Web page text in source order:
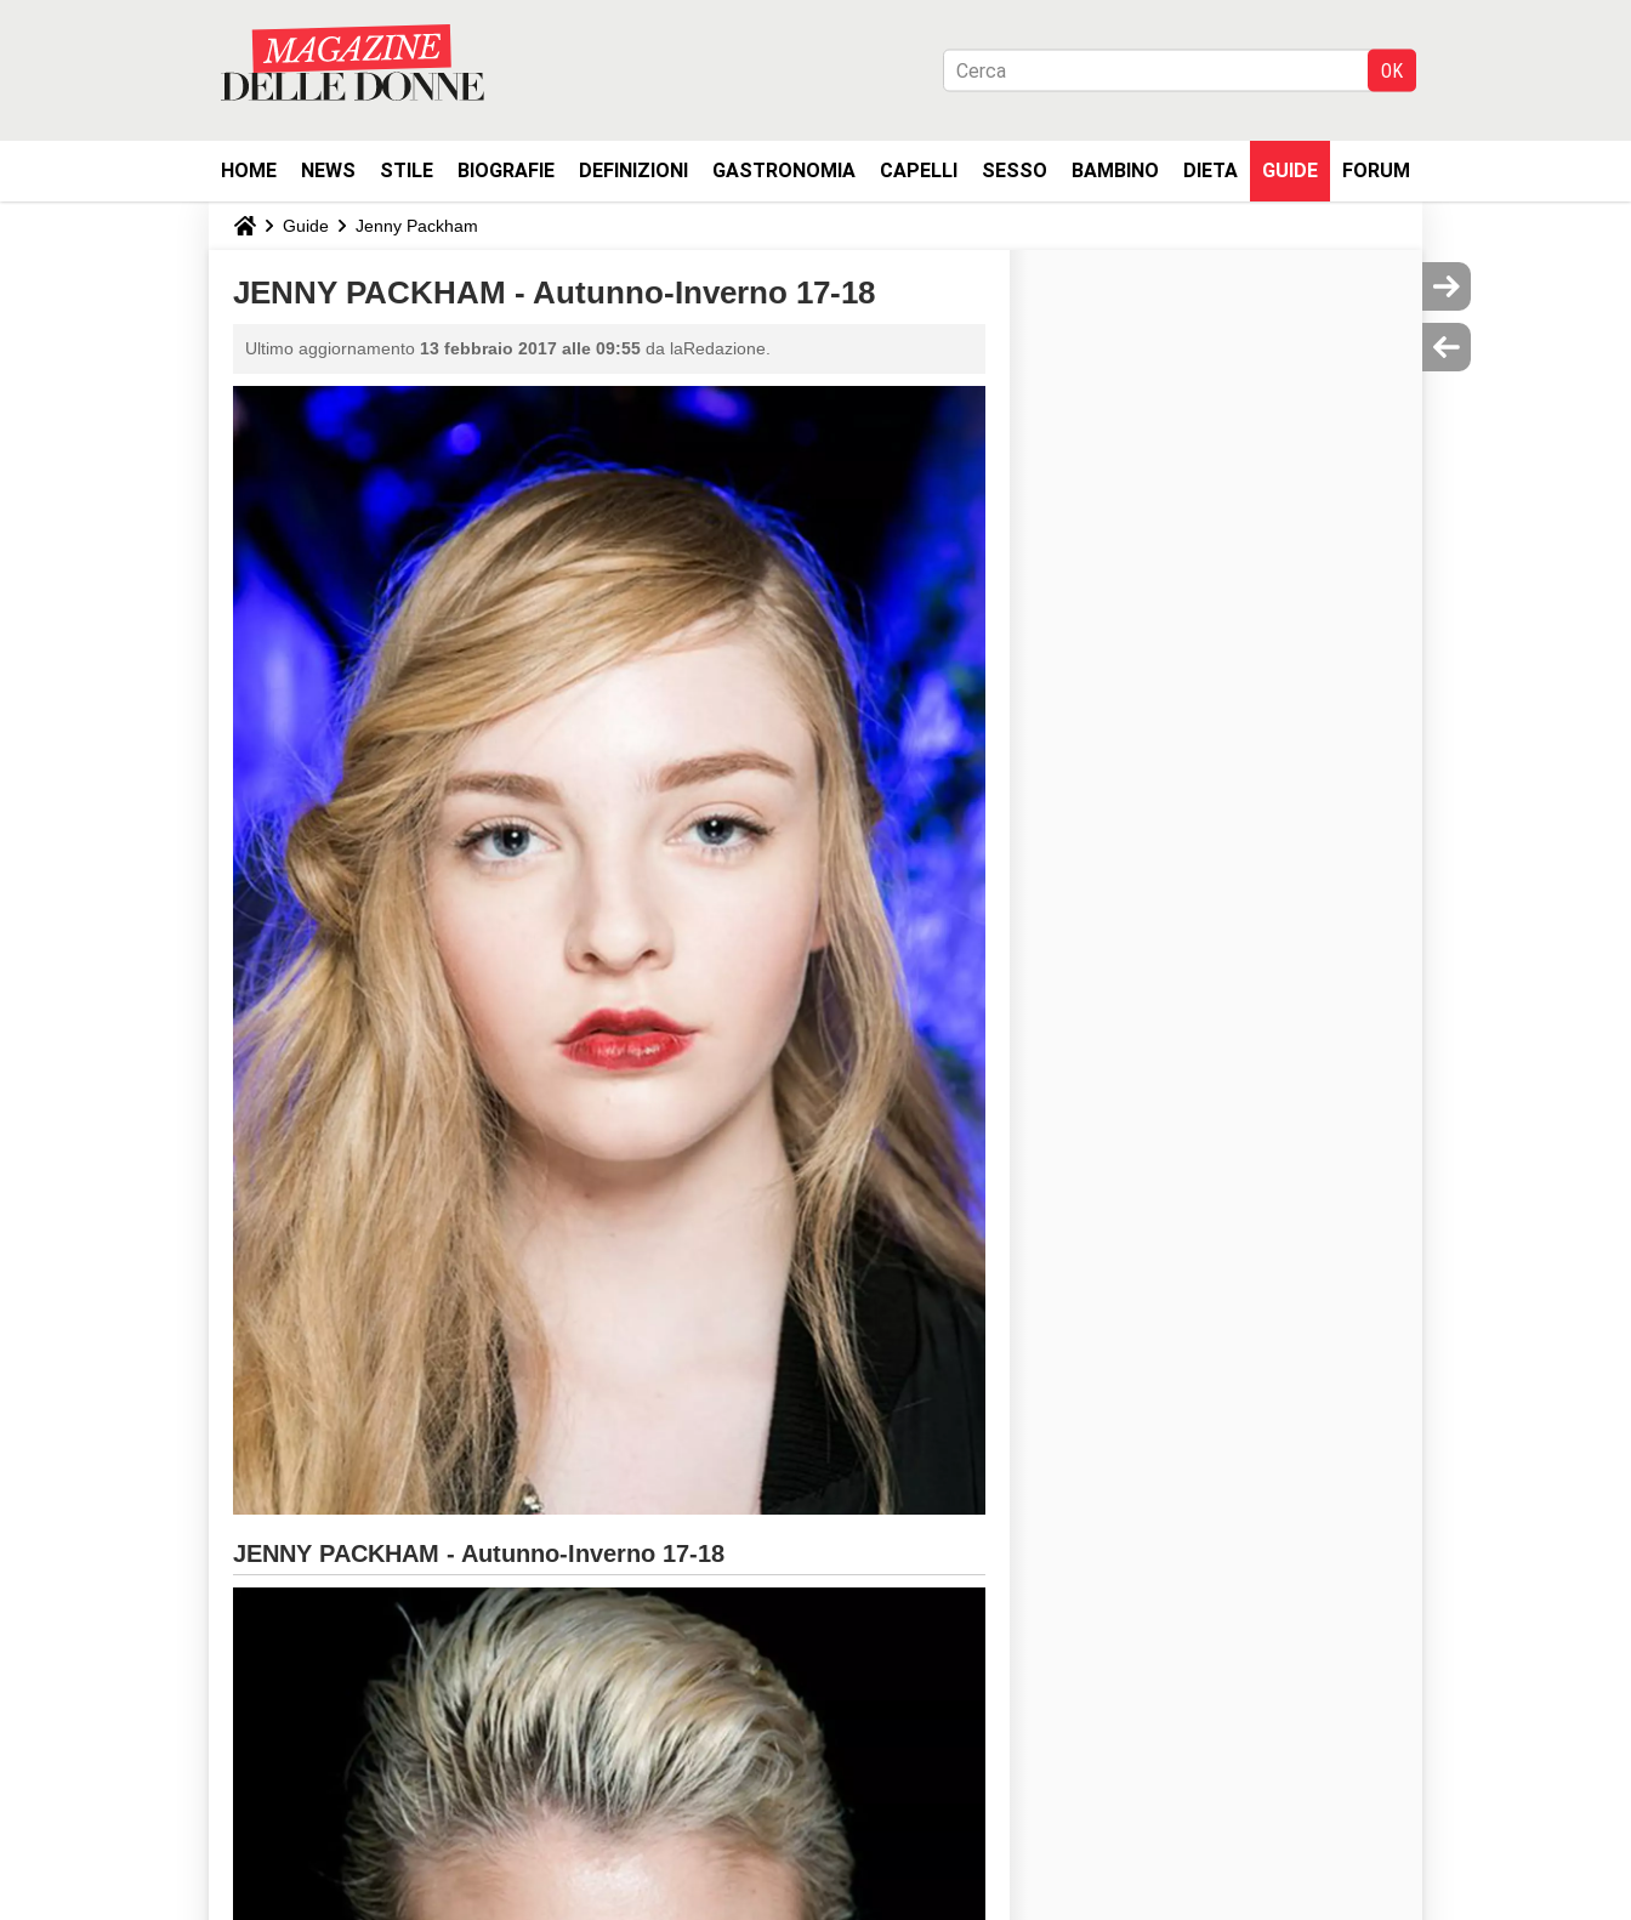
HOME NEWS STILE BIOGRAFIE DEFINIZIONI GASTRONOMIA CAPELLI SESSO BAMBINO DIETA GUIDE FORUM
Guide Jenny Packham
JENNY PACKHAM - Autunno-Inverno 17-18
Ultimo aggiornamento 13 febbraio 2017 alle 09:55 da laRedazione.
JENNY PACKHAM - Autunno-Inverno 17-18